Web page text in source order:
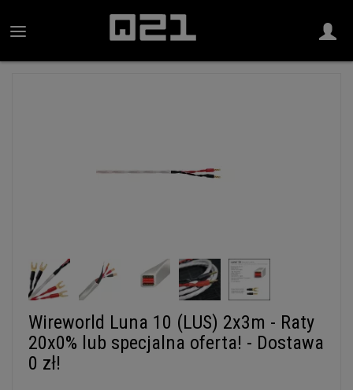
Wireworld Luna 10 (LUS) 2x3m - Raty
20x0% lub specjalna oferta! - Dostawa
0 zł!